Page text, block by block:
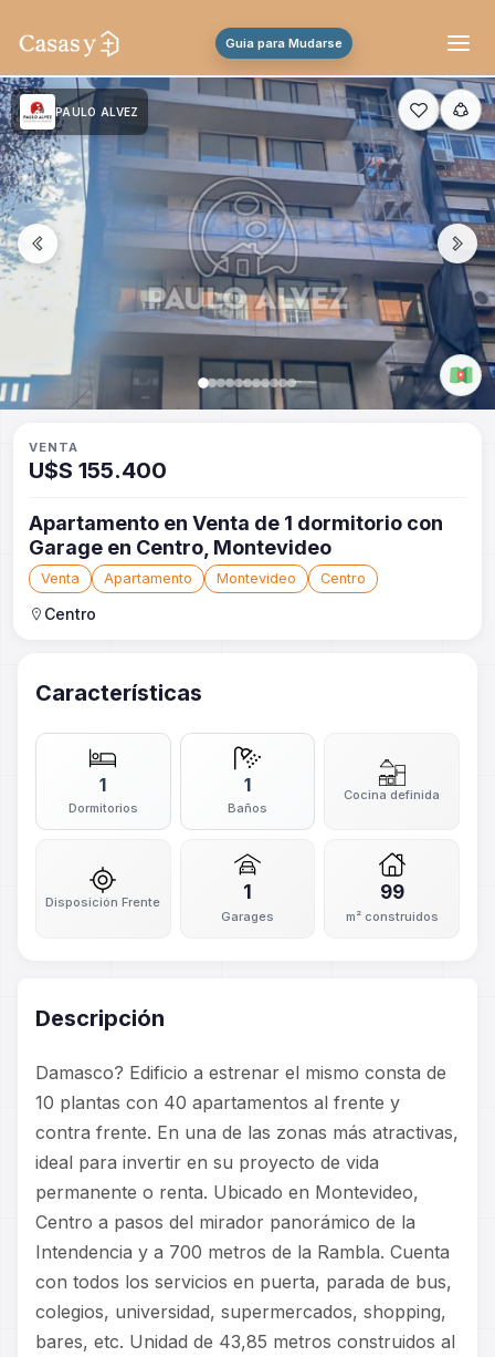
Guia para Mudarse
PAULO ALVEZ
VENTA
U$S 155.400
Apartamento en Venta de 1 dormitorio con
Garage en Centro, Montevideo
Venta Apartamento Montevideo Centro
Centro
Características
1
Dormitorios
1
Baños
Cocina definida
Disposición Frente 1
Garages
99
m² construidos
Descripción
Damasco? Edificio a estrenar el mismo consta de
10 plantas con 40 apartamentos al frente y
contra frente. En una de las zonas más atractivas,
ideal para invertir en su proyecto de vida
permanente o renta. Ubicado en Montevideo,
Centro a pasos del mirador panorámico de la
Intendencia y a 700 metros de la Rambla. Cuenta
con todos los servicios en puerta, parada de bus,
colegios, universidad, supermercados, shopping,
bares, etc. Unidad de 43,85 metros construidos al